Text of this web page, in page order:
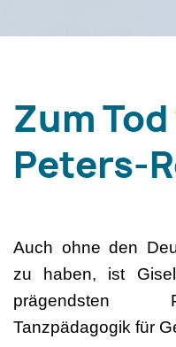
Zum
Peters-
Auch ohne den
zu haben, ist
prägendsten
Tanzpädagogik für